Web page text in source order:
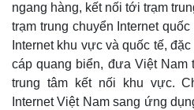
Vụ án
Tin nóng
Tư vấn luật
ngang hàng, kết nối tới trạm
trạm trung chuyển Internet
Internet khu vực và quốc tế,
cáp quang biển, đưa Việt Nam
trung tâm kết nối khu vực.
Internet Việt Nam sang ứng